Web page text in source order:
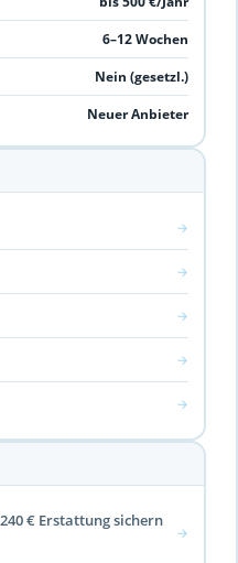
6–12 Wochen
Nein (gesetzl.)
Neuer Anbieter
→
→
→
→
→
€ Erstattung sichern
→